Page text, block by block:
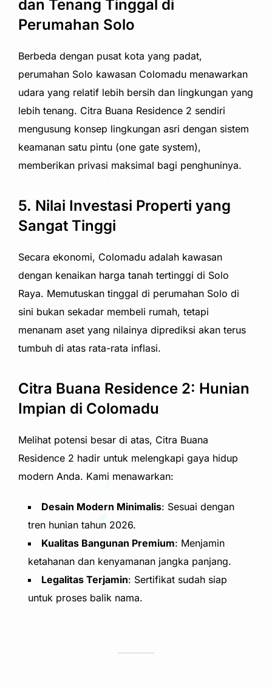
dan Tenang Tinggal di
Perumahan Solo
Berbeda dengan pusat kota yang padat,
perumahan Solo kawasan Colomadu menawarkan
udara yang relatif lebih bersih dan lingkungan yang
lebih tenang. Citra Buana Residence 2 sendiri
mengusung konsep lingkungan asri dengan sistem
keamanan satu pintu (one gate system),
memberikan privasi maksimal bagi penghuninya.
5. Nilai Investasi Properti yang
Sangat Tinggi
Secara ekonomi, Colomadu adalah kawasan
dengan kenaikan harga tanah tertinggi di Solo
Raya. Memutuskan tinggal di perumahan Solo di
sini bukan sekadar membeli rumah, tetapi
menanam aset yang nilainya diprediksi akan terus
tumbuh di atas rata-rata inflasi.
Citra Buana Residence 2: Hunian
Impian di Colomadu
Melihat potensi besar di atas, Citra Buana
Residence 2 hadir untuk melengkapi gaya hidup
modern Anda. Kami menawarkan:
Desain Modern Minimalis: Sesuai dengan
tren hunian tahun 2026.
Kualitas Bangunan Premium: Menjamin
ketahanan dan kenyamanan jangka panjang.
Legalitas Terjamin: Sertifikat sudah siap
untuk proses balik nama.